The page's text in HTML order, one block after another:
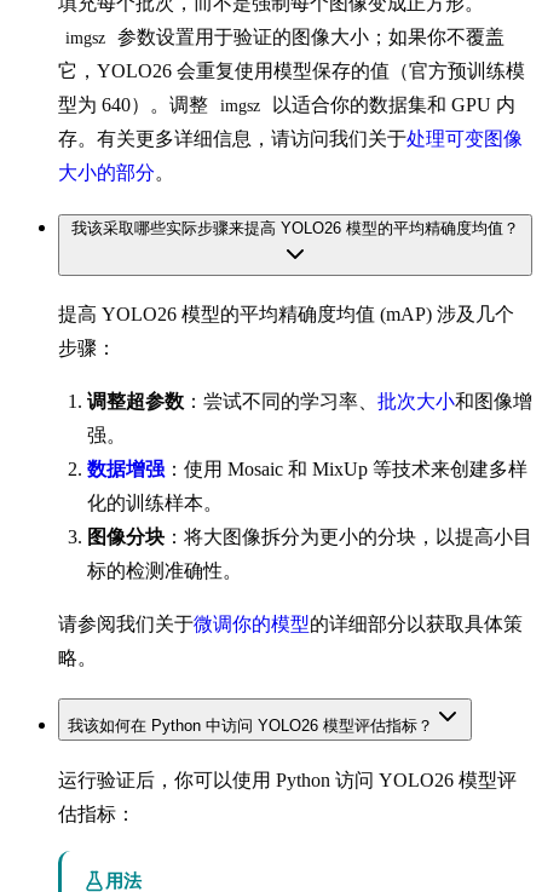
imgsz
参数设置用于验证的图像大小；如果你不覆盖
它，YOLO26 会重复使用模型保存的值（官方预训练模
型为 640）。调整
imgsz
以适合你的数据集和 GPU 内
存。有关更多详细信息，请访问我们关于处理可变图像
大小的部分。
我该采取哪些实际步骤来提高 YOLO26 模型的平均精确度均值？
提高 YOLO26 模型的平均精确度均值 (mAP) 涉及几个
步骤：
调整超参数 ：尝试不同的学习率、 批次大小和图像增
强。
数据增强 ：使用 Mosaic 和 MixUp 等技术来创建多样
化的训练样本。
图像分块 ：将大图像拆分为更小的分块，以提高小目
标的检测准确性。
请参阅我们关于微调你的模型的详细部分以获取具体策
略。
我该如何在 Python 中访问 YOLO26 模型评估指标？
运行验证后，你可以使用 Python 访问 YOLO26 模型评
估指标：
用法